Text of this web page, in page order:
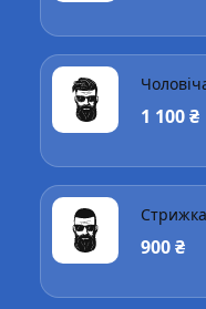
1 100 ₴
900 ₴